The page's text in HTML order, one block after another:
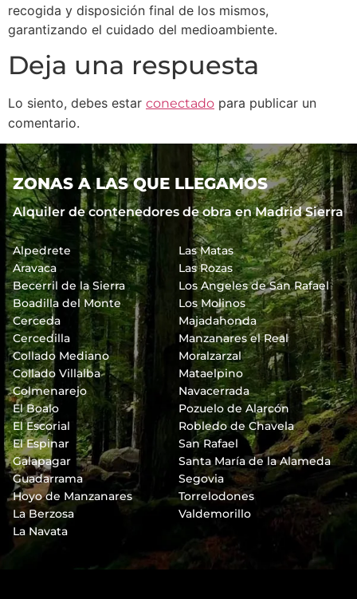
recogida y disposición final de los mismos,
garantizando el cuidado del medioambiente.
Deja una respuesta
Lo siento, debes estar conectado para publicar un
comentario.
ZONAS A LAS QUE LLEGAMOS
Alquiler de contenedores de obra en Madrid Sierra
Alpedrete
Aravaca
Becerril de la Sierra
Boadilla del Monte
Cerceda
Cercedilla
Collado Mediano
Collado Villalba
Colmenarejo
El Boalo
El Escorial
El Espinar
Galapagar
Guadarrama
Hoyo de Manzanares
La Berzosa
La Navata
Las Matas
Las Rozas
Los Angeles de San Rafael
Los Molinos
Majadahonda
Manzanares el Real
Moralzarzal
Mataelpino
Navacerrada
Pozuelo de Alarcón
Robledo de Chavela
San Rafael
Santa María de la Alameda
Segovia
Torrelodones
Valdemorillo